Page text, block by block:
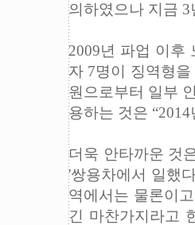
의하였으나 지금
2009년 파업 이후
자 7명이 징역형
원으로부터 일부
용하는 것은
더욱 안타까운 것
'쌍용차에서 일했
역에서는 물론이
긴 마찬가지라고